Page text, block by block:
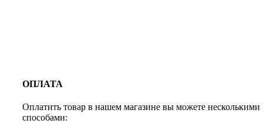
ОПЛАТА
Оплатить товар в нашем магазине вы можете несколькими
способами: